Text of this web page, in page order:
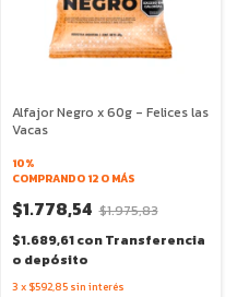
Alfajor Negro x 60g - Felices las
Vacas
10%
COMPRANDO 12 O MÁS
$1.778,54 $1.975,83
$1.689,61conTransferencia
o depósito
3 x $592,85 sin interés